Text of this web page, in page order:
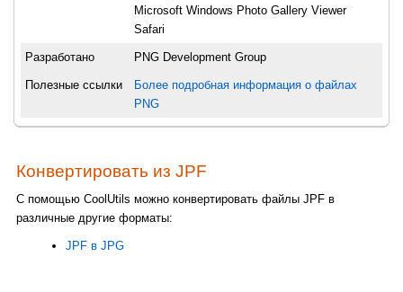
Microsoft Windows Photo Gallery Viewer
Safari
Разработано PNG Development Group
Полезные ссылки
Более подробная информация о файлах
PNG
Конвертировать из JPF
С помощью CoolUtils можно конвертировать файлы JPF в
различные другие форматы:
JPF в JPG